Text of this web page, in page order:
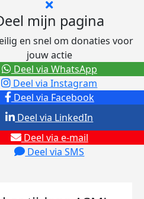
mijn pagina
en snel om donaties voor
jouw actie
Deel via Facebook
Deel via Instagram
Deel via e-mail
Deel via SMS
Deel via LinkedIn
Deel via WhatsApp